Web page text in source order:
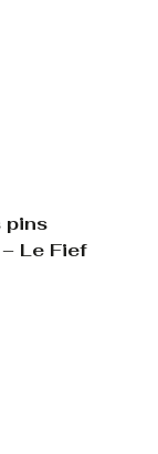
pins
Le Fief